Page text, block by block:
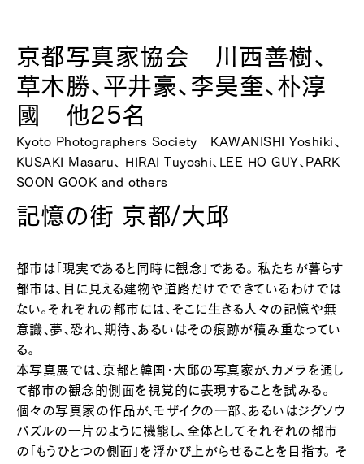
京都写真家協会 川西善樹、
草木勝、平井豪、李昊奎、朴淳
國 他25名
Kyoto Photographers Society KAWANISHI Yoshiki、
KUSAKI Masaru、 HIRAI Tuyoshi、LEE HO GUY、PARK
SOON GOOK and others
記憶の街 京都/大邱
都市は「現実であると同時に観念」である。 私たちが暮らす
都市は、目に見える建物や道路だけでできているわけでは
ない。それぞれの都市には、そこに生きる人々の記憶や無
意識、夢、恐れ、期待、あるいはその痕跡が積み重なってい
る。
本写真展では、京都と韓国・大邱の写真家が、カメラを通し
て都市の観念的側面を視覚的に表現することを試みる。
個々の写真家の作品が、モザイクの一部、あるいはジグソウ
パズルの一片のように機能し、全体としてそれぞれの都市
の「もうひとつの側面」を浮かび上がらせることを目指す。 そ